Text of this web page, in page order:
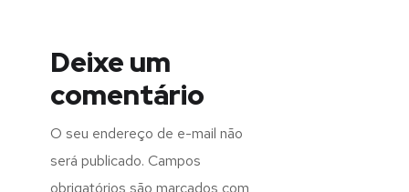
Deixe um
comentário
O seu endereço de e-mail não
será publicado. Campos
obrigatórios são marcados com